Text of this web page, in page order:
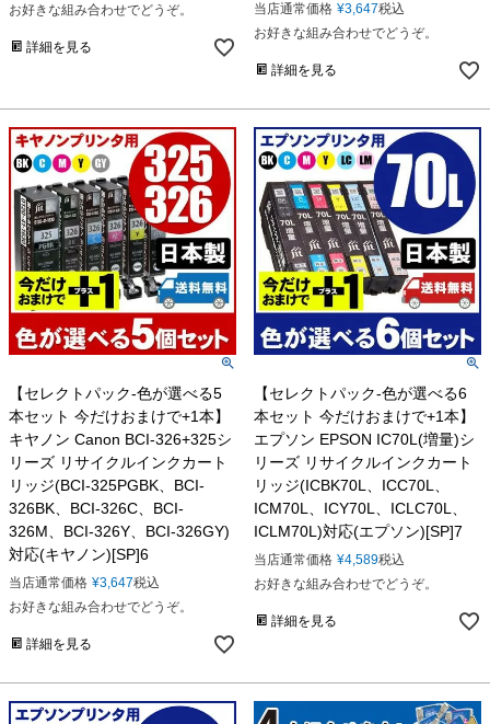
お好きな組み合わせでどうぞ。
詳細を見る
当店通常価格 ¥3,647税込
お好きな組み合わせでどうぞ。
詳細を見る
【セレクトパック-色が選べる5
本セット 今だけおまけで+1本】
キヤノン Canon BCI-326+325シ
リーズ リサイクルインクカート
リッジ(BCI-325PGBK、BCI-
326BK、BCI-326C、BCI-
326M、BCI-326Y、BCI-326GY)
対応(キヤノン)[SP]6
当店通常価格 ¥3,647税込
お好きな組み合わせでどうぞ。
詳細を見る
【セレクトパック-色が選べる6
本セット 今だけおまけで+1本】
エプソン EPSON IC70L(増量)シ
リーズ リサイクルインクカート
リッジ(ICBK70L、ICC70L、
ICM70L、ICY70L、ICLC70L、
ICLM70L)対応(エプソン)[SP]7
当店通常価格 ¥4,589税込
お好きな組み合わせでどうぞ。
詳細を見る